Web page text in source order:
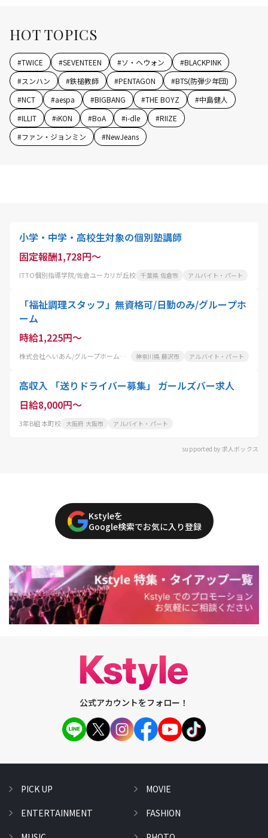
HOT TOPICS
#TWICE #SEVENTEEN #ソ・ヘウォン #BLACKPINK
#スンハン #鉄槌教師 #PENTAGON #BTS(防弾少年団)
#NCT #aespa #BIGBANG #THE BOYZ #中島健人
#ILLIT #iKON #BoA #i-dle #RIIZE
#ファン・ジョンミン #NewJeans
小学・中学・高校生対象の個別塾講師
固定報酬1,728円～
ITTO個別指導学院/佐倉ユーカリが丘校 千葉県 佐倉市 アルバイト・パート
「福祉調理スタッフ」無資格可/日勤のみ/グループホ
ーム
時給1,225円～
株式会社へいあん/グループホームへいあん片瀬鵠沼 神奈川県 藤沢市 アルバイト・パート
高収入 「送りドライバー募集」 ガールズバー求人
日給8,000円～
3年B組 本町校 大阪府 大阪市 アルバイト・パート
supported by 求人ボックス
Kstyleを
Google検索でお気に入り登録
公式アカウントをフォロー！
PICK UP
ENTERTAINMENT
MOVIE
FASHION